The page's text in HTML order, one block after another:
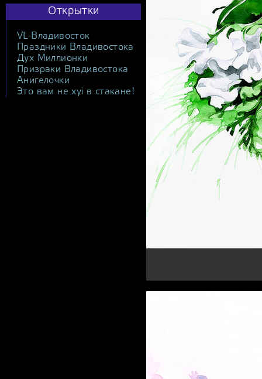
Открытки
VL-Владивосток
Праздники Владивостока
Дух Миллионки
Призраки Владивостока
Анигелочки
Это вам не xyi в стакане!